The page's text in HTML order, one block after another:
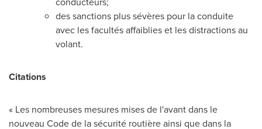
des sanctions plus sévères pour la conduite
avec les facultés affaiblies et les distractions au
volant.
Citations
« Les nombreuses mesures mises de l'avant dans le
nouveau Code de la sécurité routière ainsi que dans la